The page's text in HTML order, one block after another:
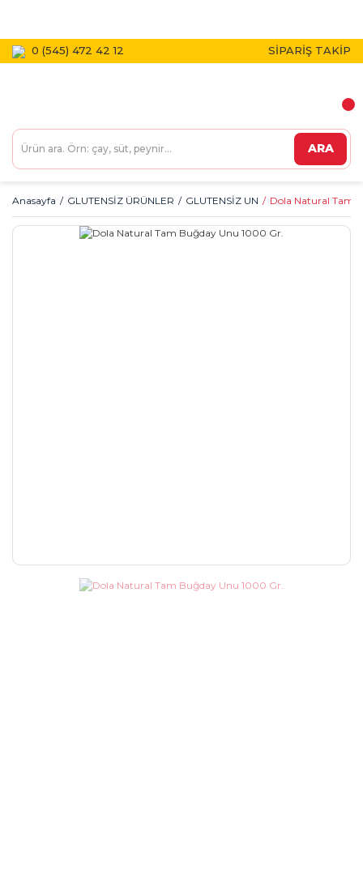
0 (545) 472 42 12 SİPARİŞ TAKİP
ARA
Anasayfa GLUTENSİZ ÜRÜNLER GLUTENSİZ UN Dola Natural Tam